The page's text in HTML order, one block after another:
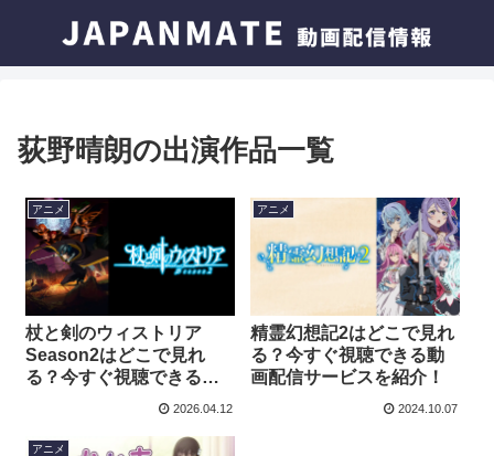
荻野晴朗の出演作品一覧
アニメ
杖と剣のウィストリア
Season2はどこで見れ
る？今すぐ視聴できる動
画配信サービスを紹介！
2026.04.12
アニメ
精霊幻想記2はどこで見れ
る？今すぐ視聴できる動
画配信サービスを紹介！
2024.10.07
アニメ